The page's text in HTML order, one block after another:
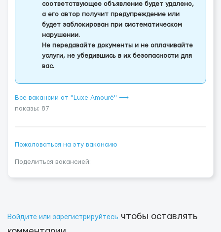
соответствующее объявление будет удалено,
а его автор получит предупреждение или
будет заблокирован при систематическом
нарушении.
Не передавайте документы и не оплачивайте
услуги, не убедившись в их безопасности для
вас.
Все вакансии от "Luxe Amouré" ⟶
показы: 87
Пожаловаться на эту вакансию
Поделиться вакансией:
Войдите или зарегистрируйтесь чтобы оставлять